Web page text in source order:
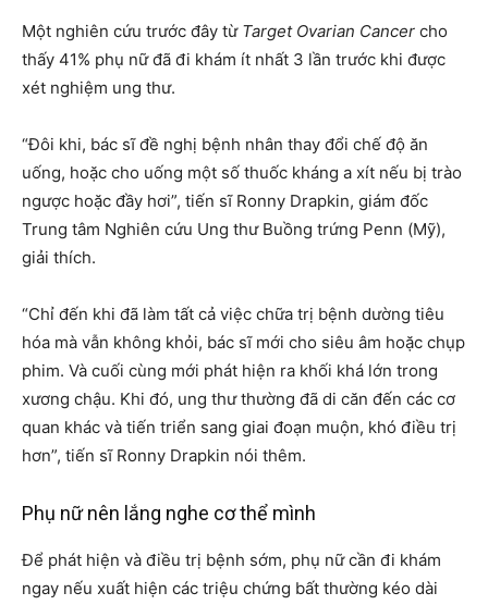
Một nghiên cứu trước đây từ Target Ovarian Cancer cho
thấy 41% phụ nữ đã đi khám ít nhất 3 lần trước khi được
xét nghiệm ung thư.
“Đôi khi, bác sĩ đề nghị bệnh nhân thay đổi chế độ ăn
uống, hoặc cho uống một số thuốc kháng a xít nếu bị trào
ngược hoặc đầy hơi”, tiến sĩ Ronny Drapkin, giám đốc
Trung tâm Nghiên cứu Ung thư Buồng trứng Penn (Mỹ),
giải thích.
“Chỉ đến khi đã làm tất cả việc chữa trị bệnh dường tiêu
hóa mà vẫn không khỏi, bác sĩ mới cho siêu âm hoặc chụp
phim. Và cuối cùng mới phát hiện ra khối khá lớn trong
xương chậu. Khi đó, ung thư thường đã di căn đến các cơ
quan khác và tiến triển sang giai đoạn muộn, khó điều trị
hơn”, tiến sĩ Ronny Drapkin nói thêm.
Phụ nữ nên lắng nghe cơ thể mình
Để phát hiện và điều trị bệnh sớm, phụ nữ cần đi khám
ngay nếu xuất hiện các triệu chứng bất thường kéo dài